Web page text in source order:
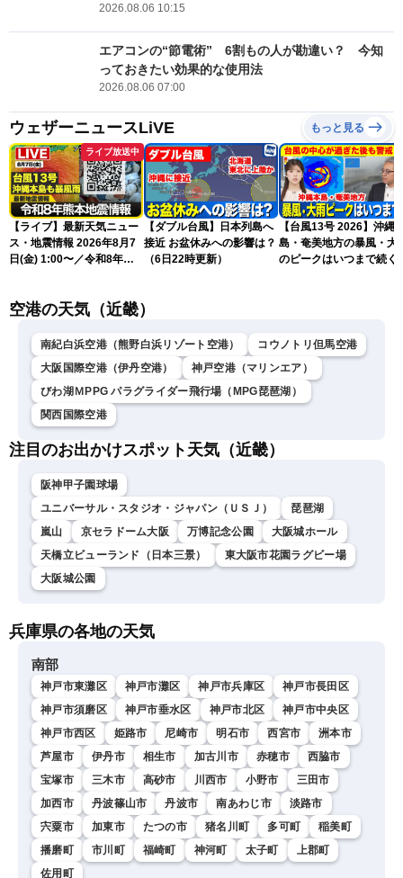
2026.08.06 10:15
エアコンの“節電術” 6割もの人が勘違い？ 今知
っておきたい効果的な使用法
2026.08.06 07:00
ウェザーニュースLiVE もっと見る
ライブ放送中
【ライブ】最新天気ニュー
ス・地震情報 2026年8月7
日(金) 1:00〜／令和8年熊
スLiVE〉
【ダブル台風】日本列島へ
接近 お盆休みへの影響は？
（6日22時更新）
【台風13号 2026】沖縄
島・奄美地方の暴風・大
のピークはいつまで続く
空港の天気（近畿）
南紀白浜空港（熊野白浜リゾート空港）
コウノトリ但馬空港
大阪国際空港（伊丹空港）
神戸空港（マリンエア）
びわ湖ＭPPG パラグライダー飛行場（MPG琵琶湖）
関西国際空港
注目のお出かけスポット天気（近畿）
阪神甲子園球場
ユニバーサル・スタジオ・ジャパン（ＵＳＪ）
琵琶湖
嵐山
京セラドーム大阪 万博記念公園
大阪城ホール
天橋立ビューランド（日本三景）
東大阪市花園ラグビー場
大阪城公園
兵庫県の各地の天気
南部
神戸市東灘区 神戸市灘区 神戸市兵庫区
神戸市長田区
神戸市須磨区
神戸市垂水区 神戸市北区
神戸市中央区
神戸市西区
姫路市 尼崎市 明石市 西宮市
洲本市
芦屋市
伊丹市 相生市 加古川市 赤穂市
西脇市
宝塚市
三木市 高砂市 川西市 小野市
三田市
加西市
丹波篠山市 丹波市 南あわじ市
淡路市
宍粟市
加東市 たつの市 猪名川町 多可町
稲美町
播磨町
市川町 福崎町 神河町 太子町
上郡町
佐用町